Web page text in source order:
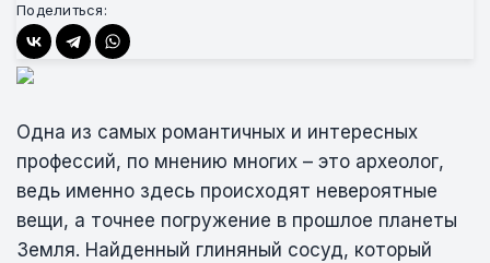
Поделиться:
Одна из самых романтичных и интересных
профессий, по мнению многих – это археолог,
ведь именно здесь происходят невероятные
вещи, а точнее погружение в прошлое планеты
Земля. Найденный глиняный сосуд, который